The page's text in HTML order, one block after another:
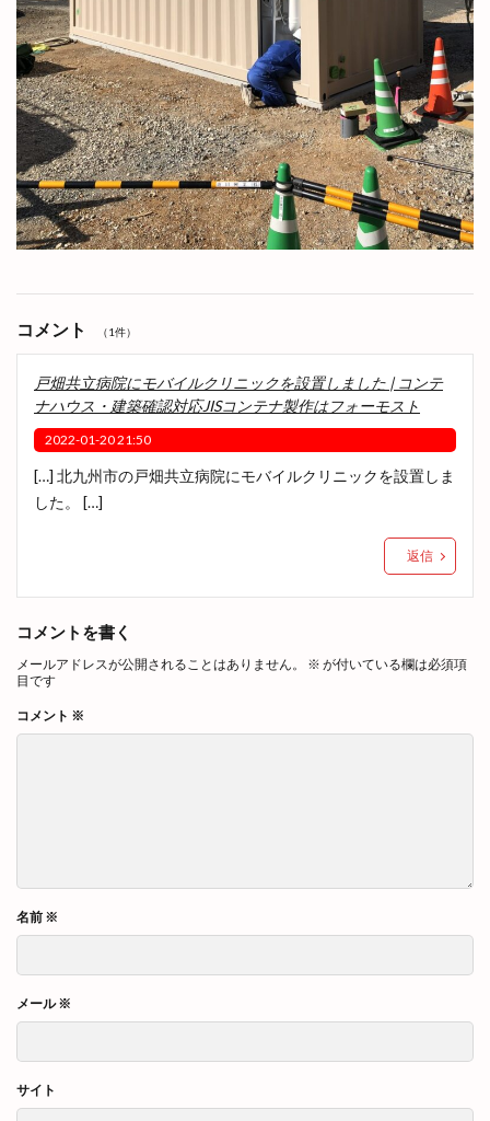
コメント （1件）
戸畑共立病院にモバイルクリニックを設置しました | コンテ
ナハウス・建築確認対応JISコンテナ製作はフォーモスト
2022-01-20 21:50
[…] 北九州市の戸畑共立病院にモバイルクリニックを設置しま
した。 […]
返信
コメントを書く
メールアドレスが公開されることはありません。 ※ が付いている欄は必須項
目です
コメント ※
名前 ※
メール※
サイト